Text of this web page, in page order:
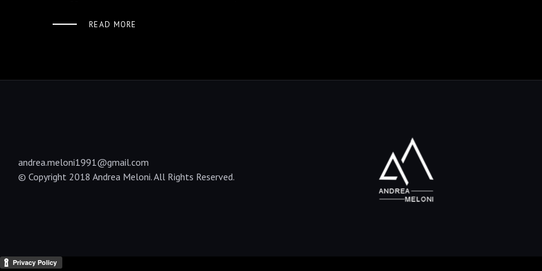
READ MORE
andrea.meloni1991@gmail.com
© Copyright 2018 Andrea Meloni. All Rights Reserved.